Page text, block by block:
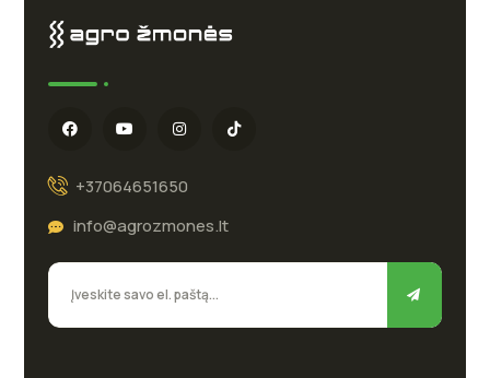
+37064651650
info@agrozmones.lt